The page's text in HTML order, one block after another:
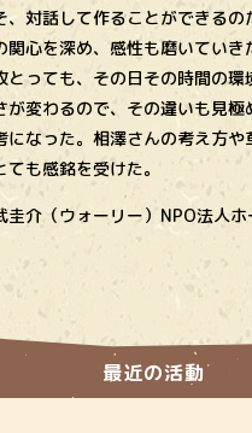
、対話して作ることができる
心を深め、感性も磨いていき
とっても、その日その時間の
が変わるので、その違いも見極
になった。相澤さんの考え方や
も感銘を受けた。
圭介（ウォーリー）NPO法人
最近の活動